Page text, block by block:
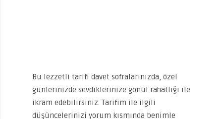
Bu lezzetli tarifi davet sofralarınızda, özel
günlerinizde sevdiklerinize gönül rahatlığı ile
ikram edebilirsiniz. Tarifim ile ilgili
düşüncelerinizi yorum kısmında benimle